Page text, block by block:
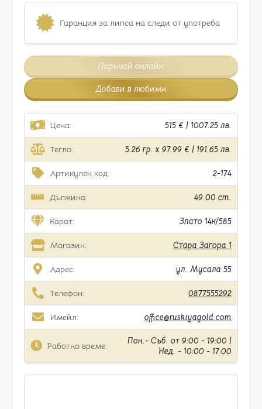
Гаранция за липса на следи от употреба
Поръчай онлайн
Добави в любими
Цена: 515 € | 1007.25 лв.
Тегло: 5.26 гр. x 97.99 € | 191.65 лв.
Артикулен код: 2-174
Дължина: 49.00 cm.
Карат: Злато 14к/585
Магазин: Стара Загора 1
Адрес: ул. Мусала 55
Телефон: 0877555292
Имейл: office@ruskiyagold.com
Работно време:
Пон.- Съб. от 9:00 - 19:00 |
Нед. - 10:00 - 17:00